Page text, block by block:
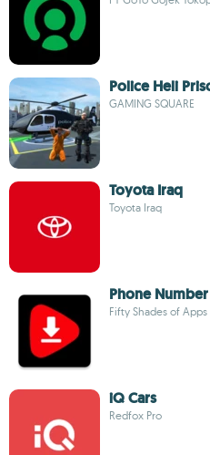
Police Heli
GAMING SQUARE
Toyota Iraq
Toyota Iraq
Phone
Fifty Shades of Apps
iQ Cars
Redfox Pro